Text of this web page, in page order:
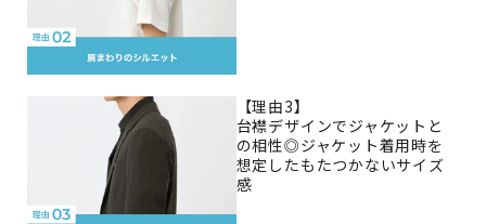
【理由3】
台襟デザインでジャケットと
の相性◎ジャケット着用時を
想定したもたつかないサイズ
感